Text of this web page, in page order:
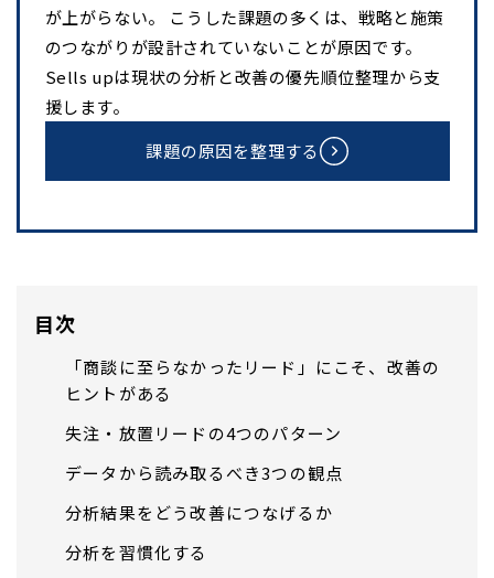
が上がらない。 こうした課題の多くは、戦略と施策
のつながりが設計されていないことが原因です。
Sells upは現状の分析と改善の優先順位整理から支
援します。
課題の原因を整理する
目次
「商談に至らなかったリード」にこそ、改善の
ヒントがある
失注・放置リードの4つのパターン
データから読み取るべき3つの観点
分析結果をどう改善につなげるか
分析を習慣化する